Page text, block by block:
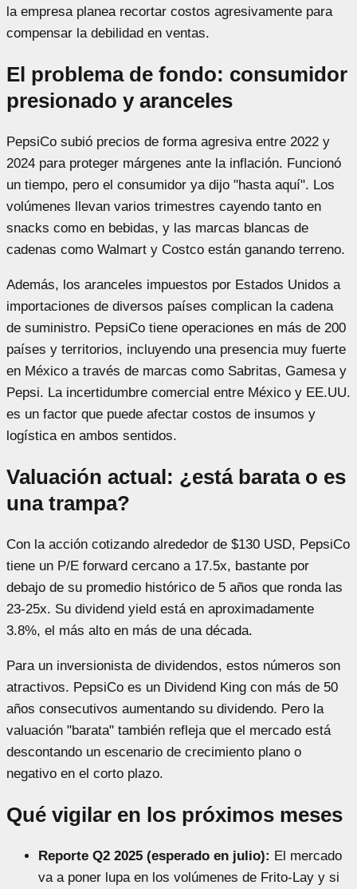
la empresa planea recortar costos agresivamente para
compensar la debilidad en ventas.
El problema de fondo: consumidor
presionado y aranceles
PepsiCo subió precios de forma agresiva entre 2022 y
2024 para proteger márgenes ante la inflación. Funcionó
un tiempo, pero el consumidor ya dijo "hasta aquí". Los
volúmenes llevan varios trimestres cayendo tanto en
snacks como en bebidas, y las marcas blancas de
cadenas como Walmart y Costco están ganando terreno.
Además, los aranceles impuestos por Estados Unidos a
importaciones de diversos países complican la cadena
de suministro. PepsiCo tiene operaciones en más de 200
países y territorios, incluyendo una presencia muy fuerte
en México a través de marcas como Sabritas, Gamesa y
Pepsi. La incertidumbre comercial entre México y EE.UU.
es un factor que puede afectar costos de insumos y
logística en ambos sentidos.
Valuación actual: ¿está barata o es
una trampa?
Con la acción cotizando alrededor de $130 USD, PepsiCo
tiene un P/E forward cercano a 17.5x, bastante por
debajo de su promedio histórico de 5 años que ronda las
23-25x. Su dividend yield está en aproximadamente
3.8%, el más alto en más de una década.
Para un inversionista de dividendos, estos números son
atractivos. PepsiCo es un Dividend King con más de 50
años consecutivos aumentando su dividendo. Pero la
valuación "barata" también refleja que el mercado está
descontando un escenario de crecimiento plano o
negativo en el corto plazo.
Qué vigilar en los próximos meses
Reporte Q2 2025 (esperado en julio): El mercado
va a poner lupa en los volúmenes de Frito-Lay y si